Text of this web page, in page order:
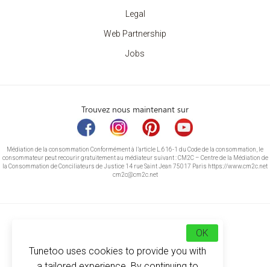
Legal
Web Partnership
Jobs
Trouvez nous maintenant sur
Médiation de la consommation Conformément à l’article L.616-1 du Code de la consommation, le
consommateur peut recourir gratuitement au médiateur suivant : CM2C – Centre de la Médiation de
la Consommation de Conciliateurs de Justice 14 rue Saint Jean 75017 Paris https://www.cm2c.net
cm2c@cm2c.net
Tunetoo uses cookies to provide you with
OK